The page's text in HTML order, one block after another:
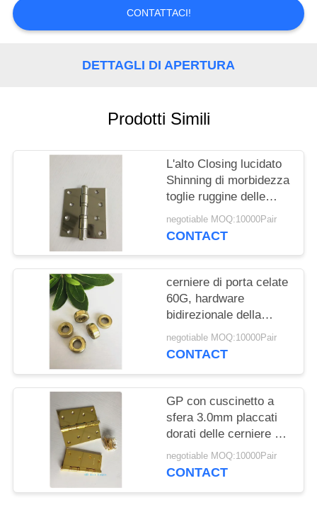
MAPPA
CONTATTACI!
DETTAGLI DI APERTURA
Prodotti Simili
L'alto Closing lucidato
Shinning di morbidezza
toglie ruggine delle
cerniere di porta l'anti
per la porta pesante
negotiable MOQ:10000Pair
CONTACT
cerniere di porta celate
60G, hardware
bidirezionale della
mobilia delle cerniere
di porta del Governo di
negotiable MOQ:10000Pair
CONTACT
GP con cuscinetto a
sfera 3.0mm placcati
dorati delle cerniere di
porta dell'acciaio
inossidabile dell'anello
negotiable MOQ:10000Pair
CONTACT